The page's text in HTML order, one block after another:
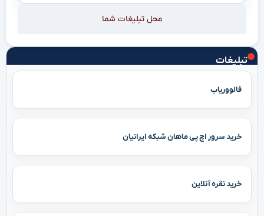
تبلیغات
فالووریاب
خرید سرور اچ پی ماهان شبکه ایرانیان
خرید نقره آنلاین
محل تبلیغات شما